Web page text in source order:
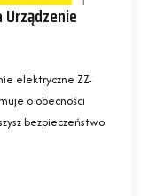
Urządzenie
elektryczne ZZ-
o obecności
bezpieczeństwo